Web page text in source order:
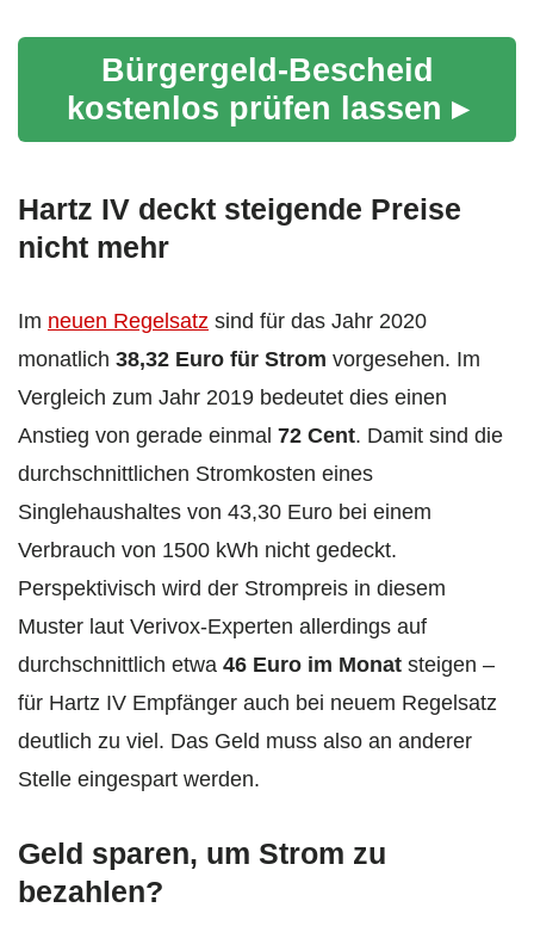
Bürgergeld-Bescheid
kostenlos prüfen lassen ▸
Hartz IV deckt steigende Preise
nicht mehr
Im neuen Regelsatz sind für das Jahr 2020
monatlich 38,32 Euro für Strom vorgesehen. Im
Vergleich zum Jahr 2019 bedeutet dies einen
Anstieg von gerade einmal 72 Cent. Damit sind die
durchschnittlichen Stromkosten eines
Singlehaushaltes von 43,30 Euro bei einem
Verbrauch von 1500 kWh nicht gedeckt.
Perspektivisch wird der Strompreis in diesem
Muster laut Verivox-Experten allerdings auf
durchschnittlich etwa 46 Euro im Monat steigen –
für Hartz IV Empfänger auch bei neuem Regelsatz
deutlich zu viel. Das Geld muss also an anderer
Stelle eingespart werden.
Geld sparen, um Strom zu
bezahlen?